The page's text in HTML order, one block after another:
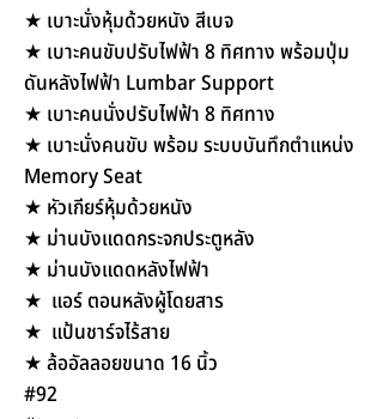
★ เบาะนั่งหุ้มด้วยหนัง สีเบจ
★ เบาะคนขับปรับไฟฟ้า 8 ทิศทาง พร้อมปุ่ม
ดันหลังไฟฟ้า Lumbar Support
★ เบาะคนนั่งปรับไฟฟ้า 8 ทิศทาง
★ เบาะนั่งคนขับ พร้อม ระบบบันทึกตำแหน่ง
Memory Seat
★ หัวเกียร์หุ้มด้วยหนัง
★ ม่านบังแดดกระจกประตูหลัง
★ ม่านบังแดดหลังไฟฟ้า
★ แอร์ ตอนหลังผู้โดยสาร
★ แป้นชาร์จไร้สาย
★ ล้ออัลลอยขนาด 16 นิ้ว
#92